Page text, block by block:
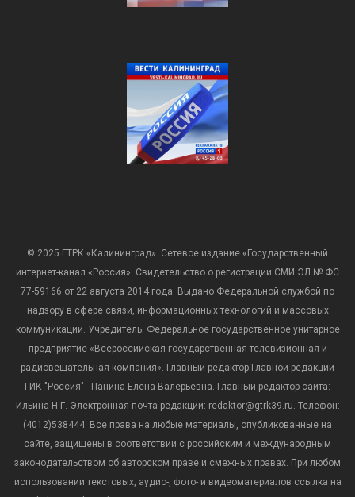
© 2025 ГТРК «Калининград». Сетевое издание «Государственный
интернет-канал «Россия». Свидетельство о регистрации СМИ ЭЛ № ФС
77-59166 от 22 августа 2014 года. Выдано Федеральной службой по
надзору в сфере связи, информационных технологий и массовых
коммуникаций. Учредитель: Федеральное государственное унитарное
предприятие «Всероссийская государственная телевизионная и
радиовещательная компания». Главный редактор Главной редакции
ГИК "Россия" - Панина Елена Валерьевна. Главный редактор сайта:
Ильина Н.Г. Электронная почта редакции: redaktor@gtrk39.ru. Телефон:
(4012)538444. Все права на любые материалы, опубликованные на
сайте, защищены в соответствии с российским и международным
законодательством об авторском праве и смежных правах. При любом
использовании текстовых, аудио-, фото- и видеоматериалов ссылка на